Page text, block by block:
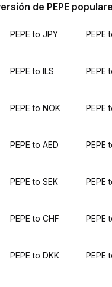
de PEPE
PEPE to JPY PEPE
PEPE to ILS PEPE
PEPE to NOK PEPE
PEPE to AED PEPE
PEPE to SEK PEPE
PEPE to CHF PEPE
PEPE to DKK PEPE